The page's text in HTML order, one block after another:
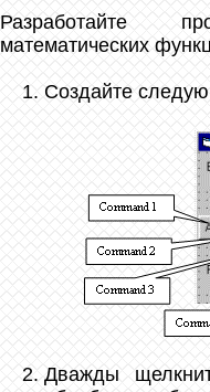
Разработайте
математических
Создайте
Дважды